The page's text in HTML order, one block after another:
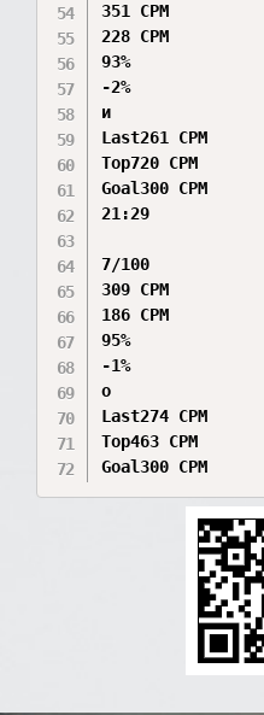
351 CPM
228 CPM
93%
-2%
и
Last261 CPM
Top720 CPM
Goal300 CPM
21:29
7/100
309 CPM
186 CPM
95%
-1%
о
Last274 CPM
Top463 CPM
Goal300 CPM